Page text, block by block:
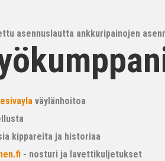
asennuslautta ankkuripainojen
väylänhoitoa
kippareita ja historiaa
- nosturi ja lavettikuljetukset